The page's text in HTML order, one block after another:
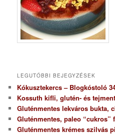
LEGUTÓBBI BEJEGYZÉSEK
Kókusztekercs – Blogkóstoló
Kossuth kifli, glutén- és
Gluténmentes lekváros bukta,
Gluténmentes, paleo “cukros”
Gluténmentes krémes szilvás